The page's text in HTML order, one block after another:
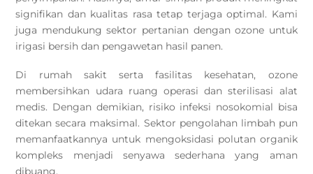
signifikan dan kualitas rasa tetap terjaga optimal. Kami
juga mendukung sektor pertanian dengan ozone untuk
irigasi bersih dan pengawetan hasil panen.
Di rumah sakit serta fasilitas kesehatan, ozone
membersihkan udara ruang operasi dan sterilisasi alat
medis. Dengan demikian, risiko infeksi nosokomial bisa
ditekan secara maksimal. Sektor pengolahan limbah pun
memanfaatkannya untuk mengoksidasi polutan organik
kompleks menjadi senyawa sederhana yang aman
dibuang.